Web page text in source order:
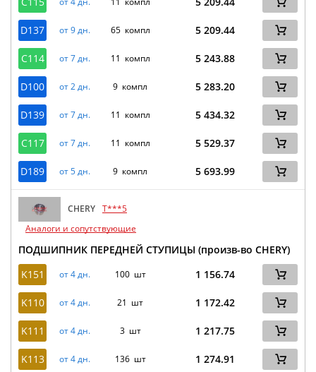
D137 от 9 дн. 65 компл 5 209.44
C114 от 7 дн. 11 компл 5 243.88
D100 от 2 дн. 9 компл 5 283.20
D139 от 7 дн. 11 компл 5 434.32
C117 от 7 дн. 11 компл 5 529.37
D189 от 5 дн. 9 компл 5 693.99
CHERY T***5
Аналоги и сопутствующие
ПОДШИПНИК ПЕРЕДНЕЙ СТУПИЦЫ (произв-во CHERY)
K151
от 4 дн. 100 шт 1 156.74
K110 от 4 дн. 21 шт 1 172.42
K111 от 4 дн. 3 шт 1 217.75
K113 от 4 дн. 136 шт 1 274.91